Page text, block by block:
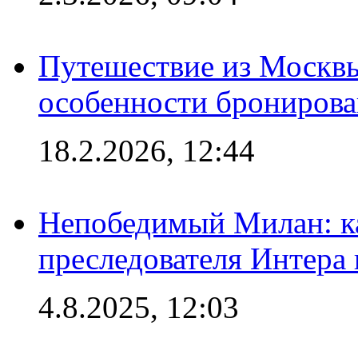
Путешествие из
особенности
18.2.2026, 12:44
Непобедимый Милан:
преследователя
4.8.2025, 12:03